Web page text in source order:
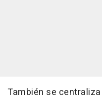
También se